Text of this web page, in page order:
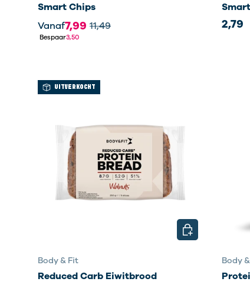
Smart Chips
Vanaf7,99 11,49
Bespaar3,50
2,79
UITVERKOCHT
Body & Fit
Reduced Carb Eiwitbrood
KIES
Body